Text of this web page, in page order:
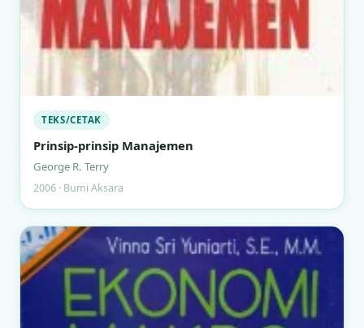
TEKS/CETAK
Prinsip-prinsip Manajemen
George R. Terry
2006 · Bumi Aksara